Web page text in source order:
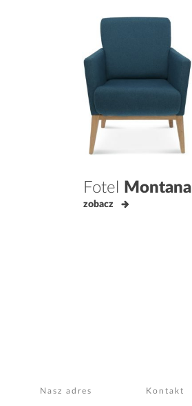
Fotel Montana
zobacz
Nasz adres Kontakt